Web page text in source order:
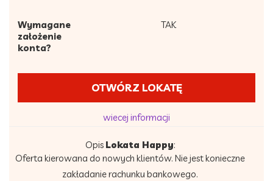
Wymagane
założenie
konta?
TAK
OTWÓRZ LOKATĘ
wiecej informacji
Opis Lokata Happy:
Oferta kierowana do nowych klientów. Nie jest konieczne
zakładanie rachunku bankowego.